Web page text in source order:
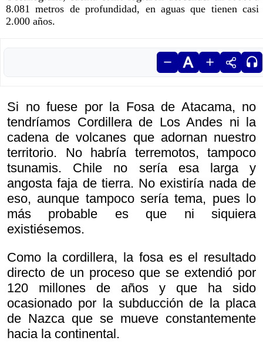
8.081 metros de profundidad, en aguas que tienen casi
2.000 años.
Si no fuese por la Fosa de Atacama, no
tendríamos Cordillera de Los Andes ni la
cadena de volcanes que adornan nuestro
territorio. No habría terremotos, tampoco
tsunamis. Chile no sería esa larga y
angosta faja de tierra. No existiría nada de
eso, aunque tampoco sería tema, pues lo
más probable es que ni siquiera
existiésemos.
Como la cordillera, la fosa es el resultado
directo de un proceso que se extendió por
120 millones de años y que ha sido
ocasionado por la subducción de la placa
de Nazca que se mueve constantemente
hacia la continental.